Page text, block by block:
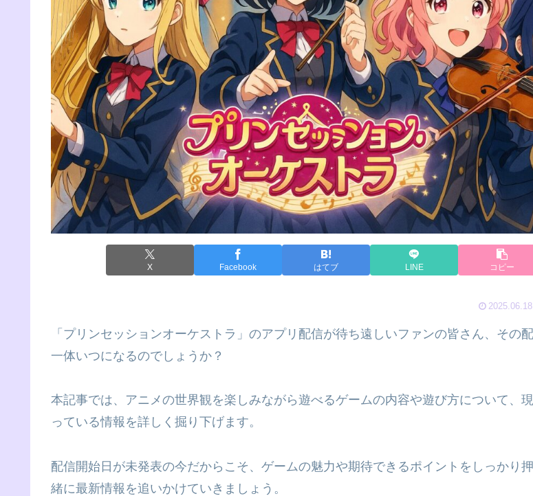
X Facebook はてブ LINE コピー
2025.06.18
「プリンセッションオーケストラ」のアプリ配信が待ち遠しいファンの皆さん、その
一体いつになるのでしょうか？
本記事では、アニメの世界観を楽しみながら遊べるゲームの内容や遊び方について、
っている情報を詳しく掘り下げます。
配信開始日が未発表の今だからこそ、ゲームの魅力や期待できるポイントをしっかり
緒に最新情報を追いかけていきましょう。